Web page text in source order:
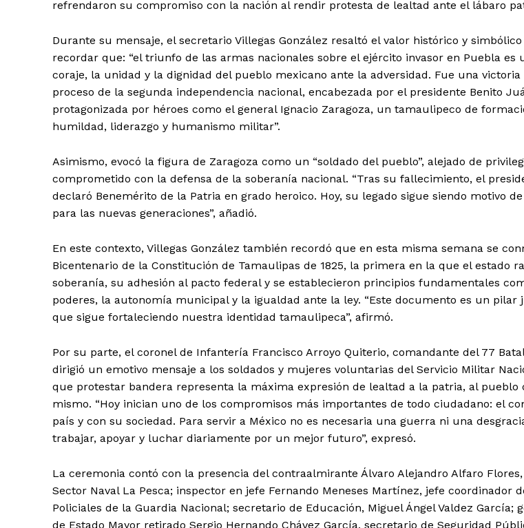
refrendaron su compromiso con la nación al rendir protesta de lealtad ante el lábaro
Durante su mensaje, el secretario Villegas González resaltó el valor histórico y
recordar que: “el triunfo de las armas nacionales sobre el ejército invasor en Puebla es
coraje, la unidad y la dignidad del pueblo mexicano ante la adversidad. Fue una victoria
proceso de la segunda independencia nacional, encabezada por el presidente Benito
protagonizada por héroes como el general Ignacio Zaragoza, un tamaulipeco de
humildad, liderazgo y humanismo militar”.
Asimismo, evocó la figura de Zaragoza como un “soldado del pueblo”, alejado de
comprometido con la defensa de la soberanía nacional. “Tras su fallecimiento, el
declaró Benemérito de la Patria en grado heroico. Hoy, su legado sigue siendo motivo
para las nuevas generaciones”, añadió.
En este contexto, Villegas González también recordó que en esta misma semana se
Bicentenario de la Constitución de Tamaulipas de 1825, la primera en la que el estado
soberanía, su adhesión al pacto federal y se establecieron principios fundamentales
poderes, la autonomía municipal y la igualdad ante la ley. “Este documento es un pilar
que sigue fortaleciendo nuestra identidad tamaulipeca”, afirmó.
Por su parte, el coronel de Infantería Francisco Arroyo Quiterio, comandante del 77
dirigió un emotivo mensaje a los soldados y mujeres voluntarias del Servicio Militar
que protestar bandera representa la máxima expresión de lealtad a la patria, al pueblo
mismo. “Hoy inician uno de los compromisos más importantes de todo ciudadano: el
país y con su sociedad. Para servir a México no es necesaria una guerra ni una
trabajar, apoyar y luchar diariamente por un mejor futuro”, expresó.
La ceremonia contó con la presencia del contraalmirante Álvaro Alejandro Alfaro
Sector Naval La Pesca; inspector en jefe Fernando Meneses Martínez, jefe coordinador
Policiales de la Guardia Nacional; secretario de Educación, Miguel Ángel Valdez García;
de Estado Mayor retirado Sergio Hernando Chávez García, secretario de Seguridad